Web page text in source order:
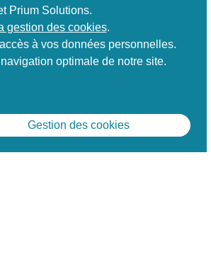
Envoyer à un ami
Prium Solutions.
gestion des cookies.
à vos données personnelles.
optimale de notre site.
Gestion des cookies